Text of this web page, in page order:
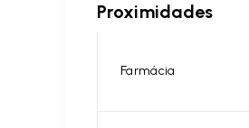
Proximidades
Farmácia